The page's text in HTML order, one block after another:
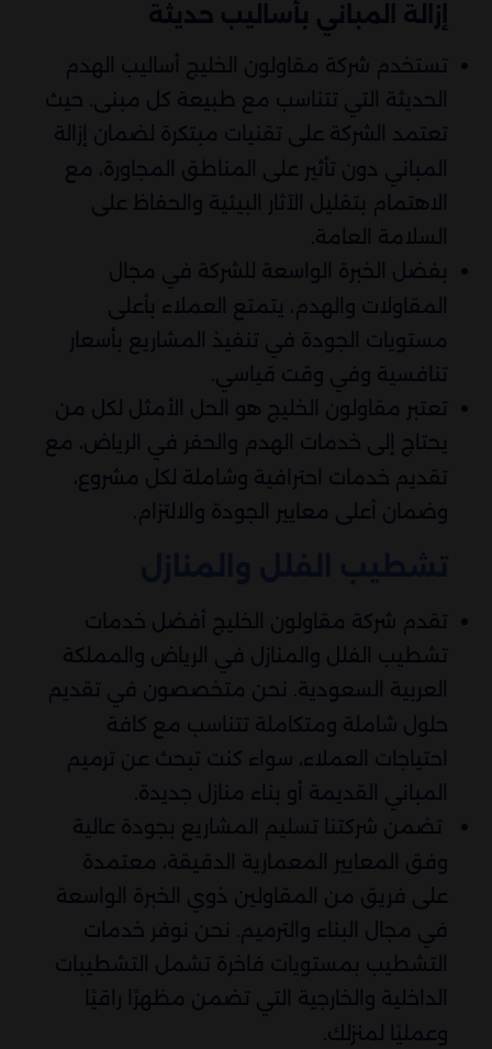
إزالة المباني بأساليب حديثة
تستخدم شركة مقاولون الخليج أساليب الهدم
الحديثة التي تتناسب مع طبيعة كل مبنى. حيث
تعتمد الشركة على تقنيات مبتكرة لضمان إزالة
المباني دون تأثير على المناطق المجاورة، مع
الاهتمام بتقليل الآثار البيئية والحفاظ على
السلامة العامة.
بفضل الخبرة الواسعة للشركة في مجال
المقاولات والهدم، يتمتع العملاء بأعلى
مستويات الجودة في تنفيذ المشاريع بأسعار
تنافسية وفي وقت قياسي.
تعتبر مقاولون الخليج هو الحل الأمثل لكل من
يحتاج إلى خدمات الهدم والحفر في الرياض، مع
تقديم خدمات احترافية وشاملة لكل مشروع،
وضمان أعلى معايير الجودة والالتزام.
تقدم شركة مقاولون الخليج أفضل خدمات
تشطيب الفلل والمنازل في الرياض والمملكة
العربية السعودية. نحن متخصصون في تقديم
حلول شاملة ومتكاملة تتناسب مع كافة
احتياجات العملاء، سواء كنت تبحث عن ترميم
المباني القديمة أو بناء منازل جديدة.
تضمن شركتنا تسليم المشاريع بجودة عالية
وفق المعايير المعمارية الدقيقة، معتمدة
على فريق من المقاولين ذوي الخبرة الواسعة
في مجال البناء والترميم. نحن نوفر خدمات
التشطيب بمستويات فاخرة تشمل التشطيبات
الداخلية والخارجية التي تضمن مظهرًا راقيًا
وعمليًا لمنزلك.